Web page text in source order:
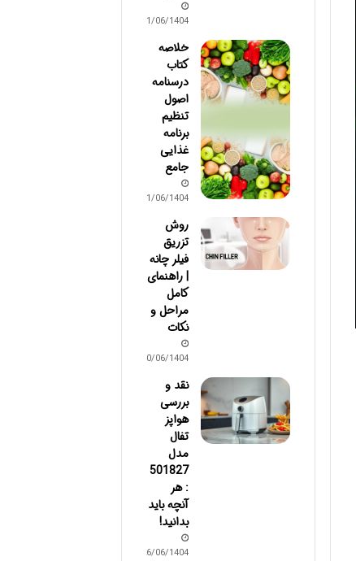
31/06/1404
خلاصه
کتاب
درسنامه
اصول
تنظیم
برنامه
غذایی
جامع
31/06/1404
روش
تزریق
فیلر چانه
| راهنمای
کامل
مراحل و
نکات
30/06/1404
نقد و
بررسی
هواپز
تفال
مدل
501827
: هر
آنچه باید
بدانید!
26/06/1404